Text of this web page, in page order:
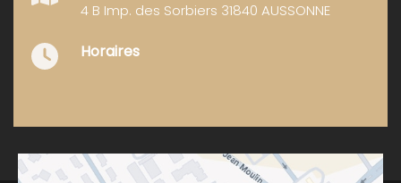
4 B Imp. des Sorbiers 31840 AUSSONNE
Horaires